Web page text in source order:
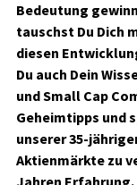
Bedeutung
tauschst Du Dich
diesen
Du auch Dein
und Small Cap
Geheimtipps und
unserer 35-
Aktienmärkte zu